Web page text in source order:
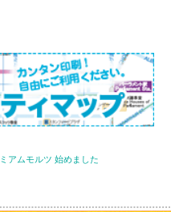
アムモルツ 始めました